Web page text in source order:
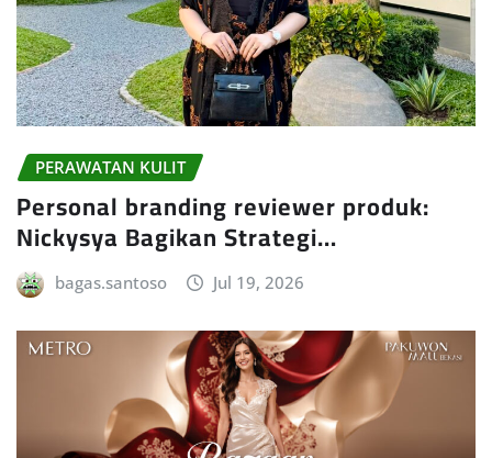
PERAWATAN KULIT
Personal branding reviewer produk:
Nickysya Bagikan Strategi…
bagas.santoso Jul 19, 2026